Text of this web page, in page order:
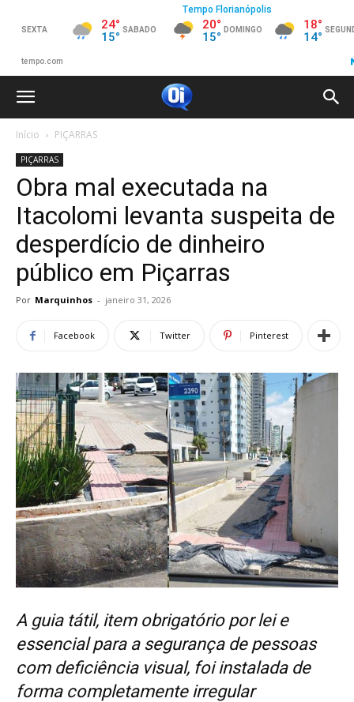
Início PIÇARRAS
PIÇARRAS
Obra mal executada na
Itacolomi levanta suspeita de
desperdício de dinheiro
público em Piçarras
Por Marquinhos - janeiro 31, 2026
Facebook Twitter Pinterest
A guia tátil, item obrigatório por lei e
essencial para a segurança de pessoas
com deficiência visual, foi instalada de
forma completamente irregular